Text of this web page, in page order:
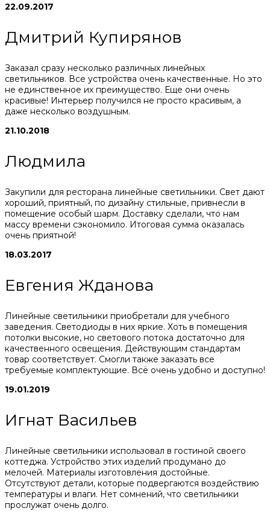
22.09.2017
Дмитрий Купирянов
Заказал сразу несколько различных линейных
светильников. Все устройства очень качественные. Но это
не единственное их преимущество. Еще они очень
красивые! Интерьер получился не просто красивым, а
даже несколько воздушным.
21.10.2018
Людмила
Закупили для ресторана линейные светильники. Свет дают
хороший, приятный, по дизайну стильные, привнесли в
помещение особый шарм. Доставку сделали, что нам
массу времени сэкономило. Итоговая сумма оказалась
очень приятной!
18.03.2017
Евгения Жданова
Линейные светильники приобретали для учебного
заведения. Светодиоды в них яркие. Хоть в помещения
потолки высокие, но светового потока достаточно для
качественного освещения. Действующим стандартам
товар соответствует. Смогли также заказать все
требуемые комплектующие. Всё очень удобно и доступно!
19.01.2019
Игнат Васильев
Линейные светильники использовал в гостиной своего
коттеджа. Устройство этих изделий продумано до
мелочей. Материалы изготовления достойные.
Отсутствуют детали, которые подвергаются воздействию
температуры и влаги. Нет сомнений, что светильники
прослужат очень долго.